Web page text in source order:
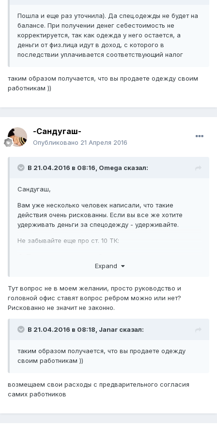
Пошла и еще раз уточнила). Да спец.одежды не будет на
балансе. При получении денег себестоимость не
корректируется, так как одежда у него остается, а
деньги от физ.лица идут в доход, с которого в
последствии уплачивается соответствующий налог
таким образом получается, что вы продаете одежду своим
работникам ))
-Сандугаш-
Опубликовано 21 Апреля 2016
В 21.04.2016 в 08:16, Omega сказал:
Сандугаш,
Вам уже несколько человек написали, что такие
действия очень рискованны. Если вы все же хотите
удерживать деньги за спецодежду - удерживайте.
Не забывайте еще про ст. 10 ТК:
партнерства, коллективных, трудовых договоров, актов
сравнению с трудовым законодательством Республики
Казахстан, признаются недействительными и не
подлежат применению.
положения работника. Мне кажется, что суд вполне
Expand
Тут вопрос не в моем желании, просто руководство и
головной офис ставят вопрос ребром можно или нет?
Рискованно не значит не законно.
В 21.04.2016 в 08:18, Janar сказал:
таким образом получается, что вы продаете одежду
своим работникам ))
возмещаем свои расходы с предварительного согласия
самих работников